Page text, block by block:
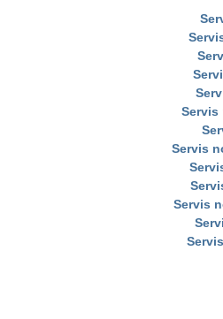
Servis
Servis
Servis